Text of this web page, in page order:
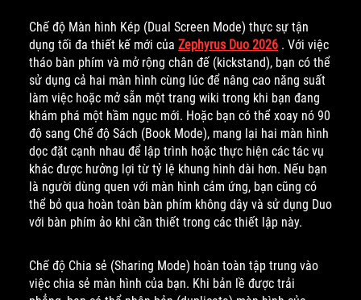
Chế độ Màn hình Kép (Dual Screen Mode) thực sự tận
dụng tối đa thiết kế mới của Zephyrus Duo 2026 . Với việc
tháo bàn phím và mở rộng chân đế (kickstand), bạn có thể
sử dụng cả hai màn hình cùng lúc để nâng cao năng suất
làm việc hoặc mở sẵn một trang wiki trong khi bạn đang
khám phá một hầm ngục mới. Hoặc bạn có thể xoay nó 90
độ sang Chế độ Sách (Book Mode), mang lại hai màn hình
dọc đặt cạnh nhau để lập trình hoặc thực hiện các tác vụ
khác được hưởng lợi từ tỷ lệ khung hình dài hơn. Nếu bạn
là người dùng quen với màn hình cảm ứng, bạn cũng có
thể bỏ qua hoàn toàn bàn phím không dây và sử dụng Duo
với bàn phím ảo khi cần thiết trong các thiết lập này.
Chế độ Chia sẻ (Sharing Mode) hoàn toàn tập trung vào
việc chia sẻ màn hình của bạn. Khi bản lề được trải